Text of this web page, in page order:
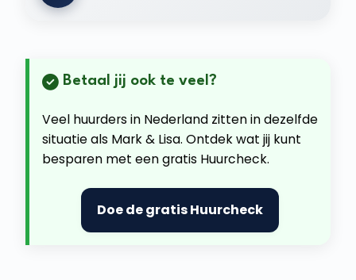
Betaal jij ook te veel?
Veel huurders in Nederland zitten in dezelfde
situatie als Mark & Lisa. Ontdek wat jij kunt
besparen met een gratis Huurcheck.
Doe de gratis Huurcheck